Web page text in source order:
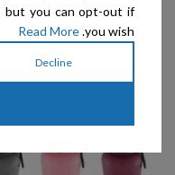
but you can opt-out if
you wish.
Read More
Decline